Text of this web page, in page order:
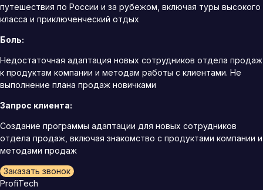
путешествия по России и за рубежом, включая туры высокого
класса и приключенческий отдых
Боль:
Недостаточная адаптация новых сотрудников отдела продаж
к продуктам компании и методам работы с клиентами. Не
выполнение плана продаж новичками
Запрос клиента:
Создание программы адаптации для новых сотрудников
отдела продаж, включая знакомство с продуктами компании и
методами продаж
Заказать звонок
ProfiTech